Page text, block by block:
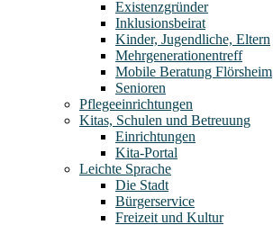
Existenzgründer
Inklusionsbeirat
Kinder, Jugendliche, Eltern
Mehrgenerationentreff
Mobile Beratung Flörsheim
Senioren
Pflegeeinrichtungen
Kitas, Schulen und Betreuung
Einrichtungen
Kita-Portal
Leichte Sprache
Die Stadt
Bürgerservice
Freizeit und Kultur